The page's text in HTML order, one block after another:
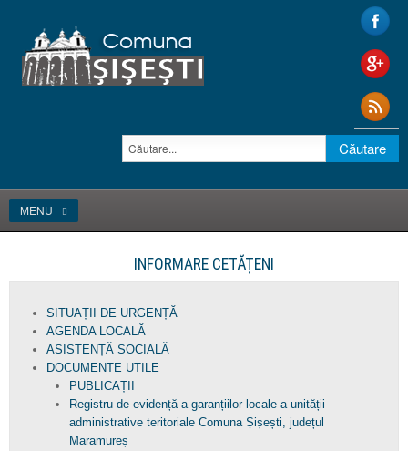
MENU
INFORMARE CETĂȚENI
SITUAȚII DE URGENȚĂ
AGENDA LOCALĂ
ASISTENȚĂ SOCIALĂ
DOCUMENTE UTILE
PUBLICAȚII
Registru de evidență a garanțiilor locale a unității
administrative teritoriale Comuna Șișești, județul
Maramureș